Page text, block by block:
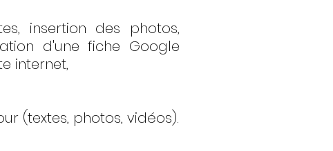
insertion des photos,
d'une fiche Google
internet,
(textes, photos, vidéos).